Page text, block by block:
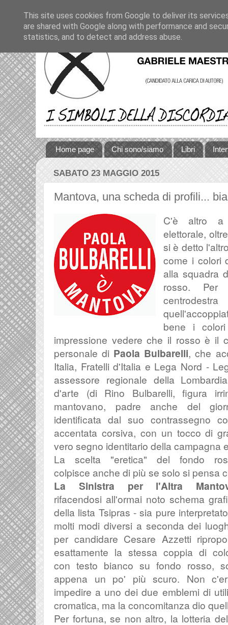
Home page Chi sono/siamo Libri
SABATO 23 MAGGIO 2015
Mantova, una scheda di profili...
C'è altro a
elettorale,
si è detto
come i colori
alla squadra
rosso.
bene i
impressione vedere che il rosso è il
personale di Paola Bulbarelli, che
Italia, Fratelli d'Italia e Lega Nord -
assessore regionale della
d'arte (di Rino Bulbarelli, figura
mantovano, padre anche del
identificata dal suo contrassegno
accentata corsiva, con un tocco di
vero segno identitario della campagna
La scelta "eretica" del fondo
colpisce anche di più se solo si pensa
La Sinistra per l'Altra
rifacendosi all'ormai noto schema
della lista Tsipras - sia pure
molti modi diversi a seconda dei
per candidare Cesare Azzetti
esattamente la stessa coppia di
con testo bianco su fondo rosso,
appena un po' più scuro. Non
impedire a uno dei due emblemi di
cromatica, ma la concomitanza dio
Per fortuna, se non altro, la lotteria
This site uses cookies from Google to deliver its
are shared with Google along with performance and
statistics, and to detect and address abuse.